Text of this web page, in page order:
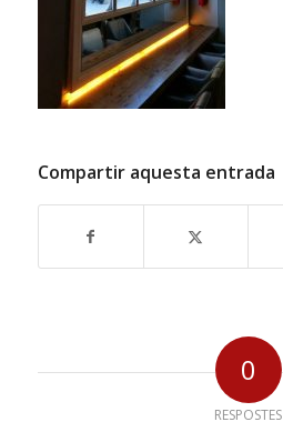
Compartir aquesta entrada
0
RESPOSTES